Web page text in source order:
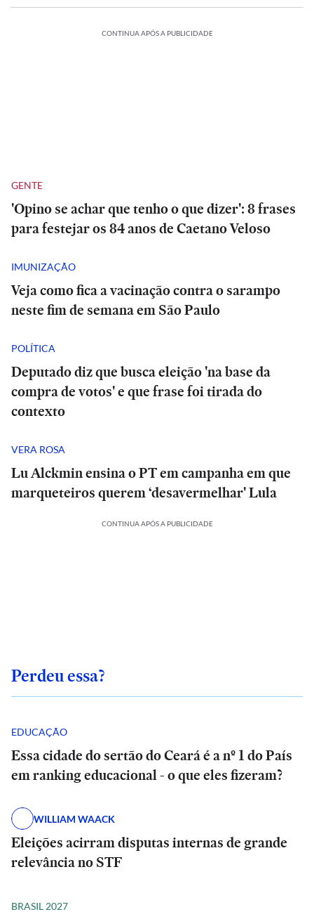
CONTINUA APÓS A PUBLICIDADE
GENTE
'Opino se achar que tenho o que dizer': 8 frases
para festejar os 84 anos de Caetano Veloso
IMUNIZAÇÃO
Veja como fica a vacinação contra o sarampo
neste fim de semana em São Paulo
POLÍTICA
Deputado diz que busca eleição 'na base da
compra de votos' e que frase foi tirada do
contexto
VERA ROSA
Lu Alckmin ensina o PT em campanha em que
marqueteiros querem ‘desavermelhar' Lula
CONTINUA APÓS A PUBLICIDADE
Perdeu essa?
EDUCAÇÃO
Essa cidade do sertão do Ceará é a nº 1 do País
em ranking educacional - o que eles fizeram?
WILLIAM WAACK
Eleições acirram disputas internas de grande
relevância no STF
BRASIL 2027